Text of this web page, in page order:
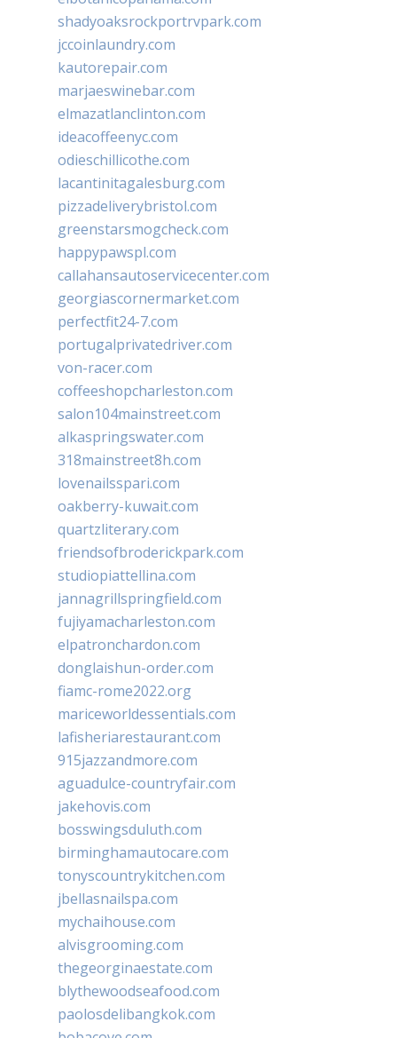
shadyoaksrockportrvpark.com
jccoinlaundry.com
kautorepair.com
marjaeswinebar.com
elmazatlanclinton.com
ideacoffeenyc.com
odieschillicothe.com
lacantinitagalesburg.com
pizzadeliverybristol.com
greenstarsmogcheck.com
happypawspl.com
callahansautoservicecenter.com
georgiascornermarket.com
perfectfit24-7.com
portugalprivatedriver.com
von-racer.com
coffeeshopcharleston.com
salon104mainstreet.com
alkaspringswater.com
318mainstreet8h.com
lovenailsspari.com
oakberry-kuwait.com
quartzliterary.com
friendsofbroderickpark.com
studiopiattellina.com
jannagrillspringfield.com
fujiyamacharleston.com
elpatronchardon.com
donglaishun-order.com
fiamc-rome2022.org
mariceworldessentials.com
lafisheriarestaurant.com
915jazzandmore.com
aguadulce-countryfair.com
jakehovis.com
bosswingsduluth.com
birminghamautocare.com
tonyscountrykitchen.com
jbellasnailspa.com
mychaihouse.com
alvisgrooming.com
thegeorginaestate.com
blythewoodseafood.com
paolosdelibangkok.com